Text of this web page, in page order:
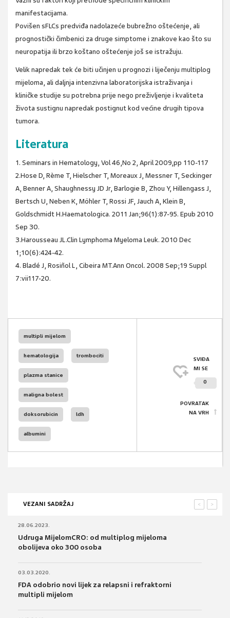
manifestacijama.
Povišen sFLCs predviđa nadolazeće bubrežno oštećenje, ali
prognostički čimbenici za druge simptome i znakove kao što su
neuropatija ili brzo koštano oštećenje još se istražuju.
Velik napredak tek će biti učinjen u prognozi i liječenju multiplog
mijeloma, ali daljnja intenzivna laboratorijska istraživanja i
kliničke studije su potrebna prije nego preživljenje i kvaliteta
života sustignu napredak postignut kod većine drugih tipova
tumora.
Literatura
1. Seminars in Hematology, Vol 46,No 2, April 2009,pp 110-117
2.Hose D, Rème T, Hielscher T, Moreaux J, Messner T, Seckinger
A, Benner A, Shaughnessy JD Jr, Barlogie B, Zhou Y, Hillengass J,
Bertsch U, Neben K, Möhler T, Rossi JF, Jauch A, Klein B,
Goldschmidt H.Haematologica. 2011 Jan;96(1):87-95. Epub 2010
Sep 30.
3.Harousseau JL.Clin Lymphoma Myeloma Leuk. 2010 Dec
1;10(6):424-42.
4. Bladé J, Rosiñol L, Cibeira MT.Ann Oncol. 2008 Sep;19 Suppl
7:vii117-20.
multipli mijelom
hematologija trombociti
plazma stanice
maligna bolest
doksorubicin ldh
albumini
SVIĐA
MI SE
0
POVRATAK
NA VRH
VEZANI SADRŽAJ >
<
28.06.2023.
Udruga MijelomCRO: od multiplog mijeloma
obolijeva oko 300 osoba
03.03.2020.
FDA odobrio novi lijek za relapsni i refraktorni
multipli mijelom